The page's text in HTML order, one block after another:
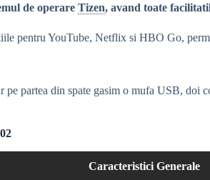
de operareTizen, avand toate
pentru YouTube, Netflix si HBO Go,
pe partea din spate gasim o mufa USB, doi
Caracteristici Generale